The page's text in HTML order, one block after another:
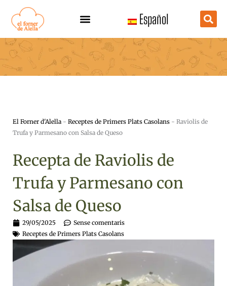
contingut
Español
El Forner d'Alella - Receptes de Primers Plats Casolans - Raviolis de
Trufa y Parmesano con Salsa de Queso
Recepta de Raviolis de
Trufa y Parmesano con
Salsa de Queso
29/05/2025
Sense comentaris
Receptes de Primers Plats Casolans